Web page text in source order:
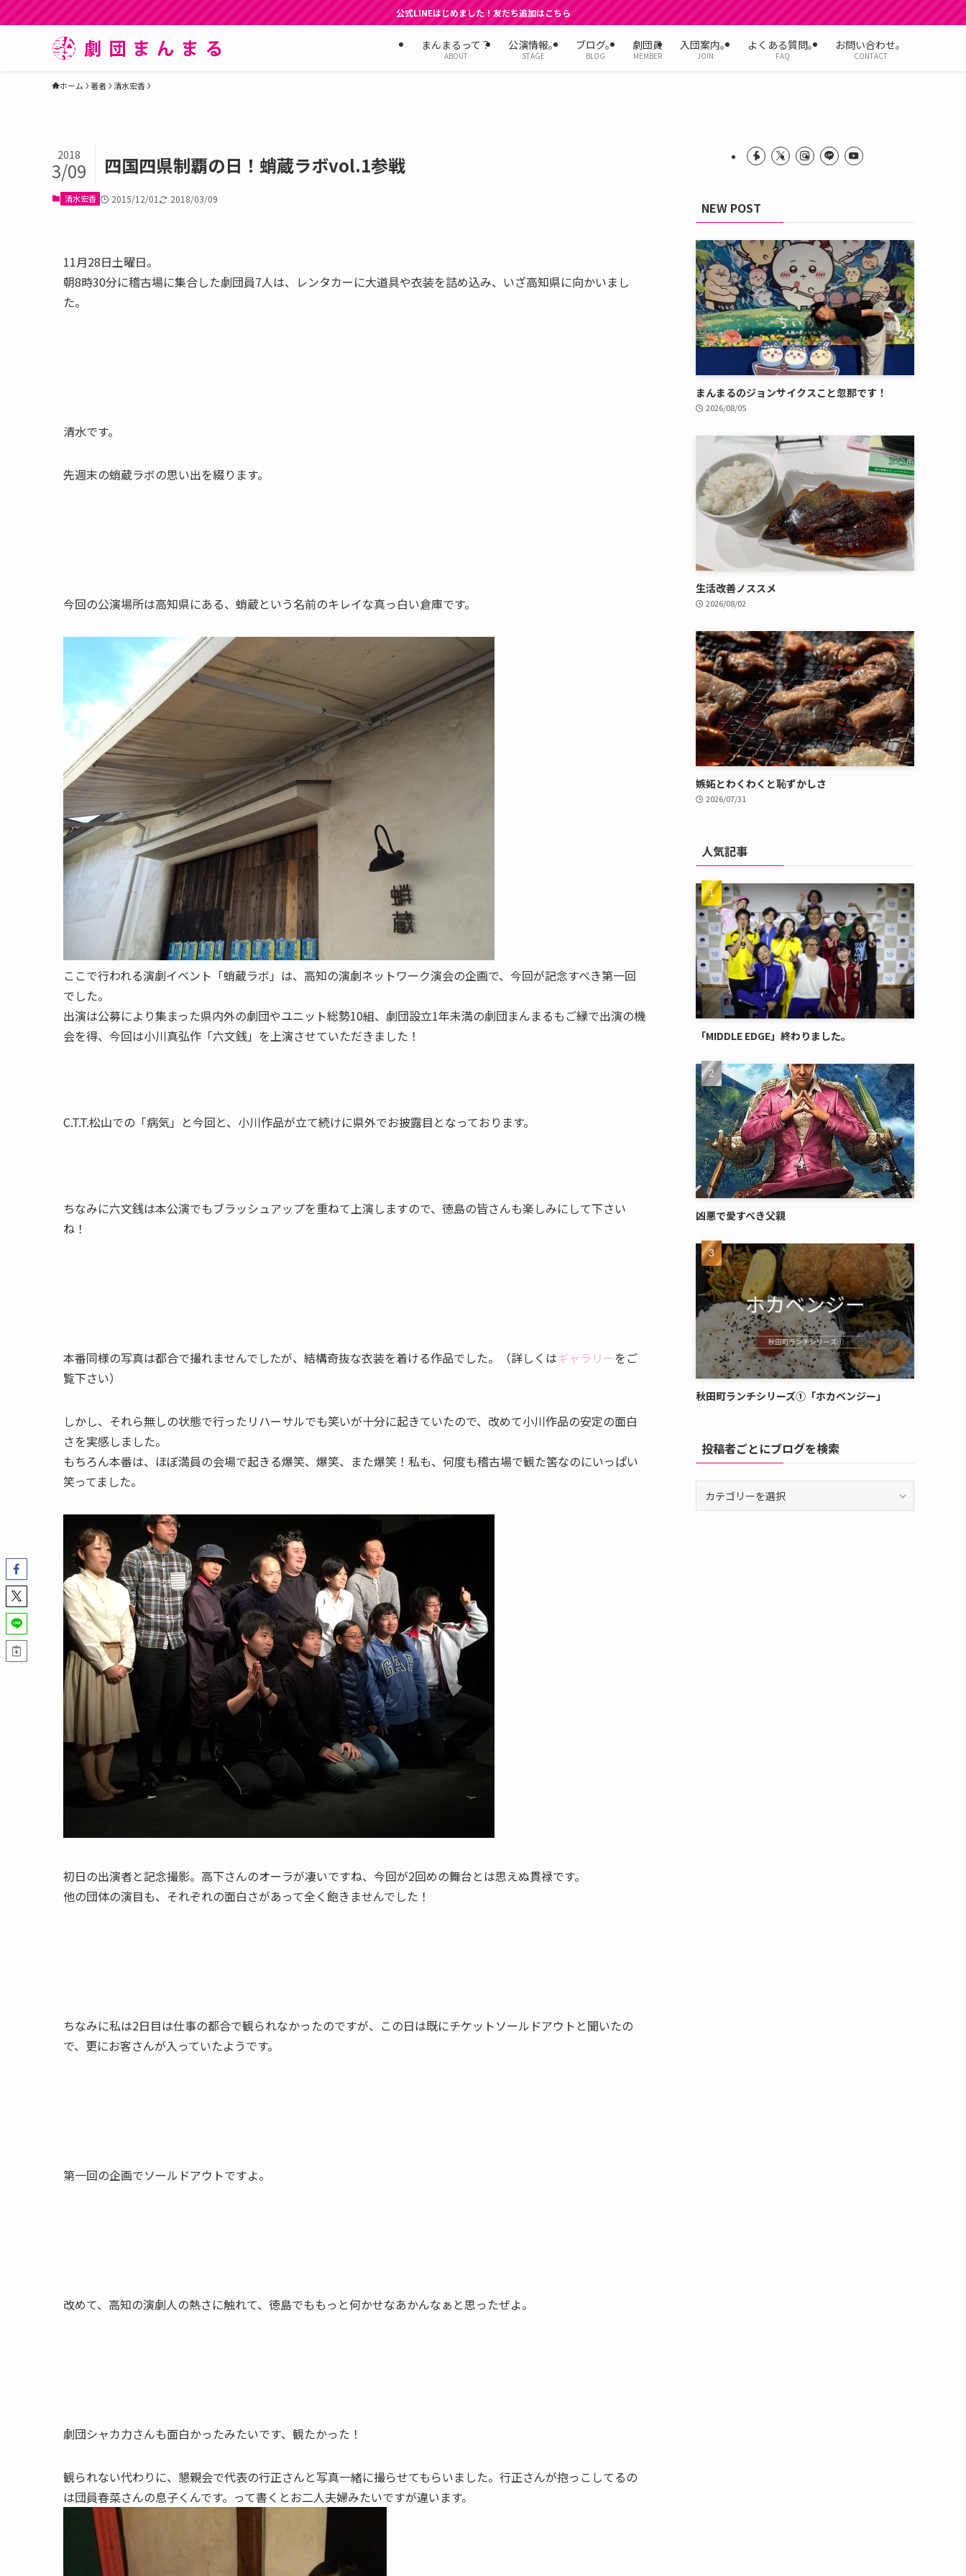
公式LINEはじめました！友だち追加はこちら
まんまるって？
ABOUT
公演情報。
STAGE
ブログ。
BLOG
劇団員
MEMBER
入団案内。
JOIN
よくある質問。
FAQ
お問い合わせ。
CONTACT
ホーム 著者 清水宏香
四国四県制覇の日！蛸蔵ラボvol.1参戦
2018
3/09
清水宏香 2015/12/01 2018/03/09
11月28日土曜日。
朝8時30分に稽古場に集合した劇団員7人は、レンタカーに大道具や衣装を詰め込み、いざ高知県に向かいまし
た。
清水です。
先週末の蛸蔵ラボの思い出を綴ります。
今回の公演場所は高知県にある、蛸蔵という名前のキレイな真っ白い倉庫です。
ここで行われる演劇イベント「蛸蔵ラボ」は、高知の演劇ネットワーク演会の企画で、今回が記念すべき第一回
でした。
出演は公募により集まった県内外の劇団やユニット総勢10組、劇団設立1年未満の劇団まんまるもご縁で出演の機
会を得、今回は小川真弘作「六文銭」を上演させていただきました！
C.T.T.松山での「病気」と今回と、小川作品が立て続けに県外でお披露目となっております。
ちなみに六文銭は本公演でもブラッシュアップを重ねて上演しますので、徳島の皆さんも楽しみにして下さい
ね！
本番同様の写真は都合で撮れませんでしたが、結構奇抜な衣装を着ける作品でした。（詳しくはギャラリーをご
覧下さい）
しかし、それら無しの状態で行ったリハーサルでも笑いが十分に起きていたので、改めて小川作品の安定の面白
さを実感しました。
もちろん本番は、ほぼ満員の会場で起きる爆笑、爆笑、また爆笑！私も、何度も稽古場で観た筈なのにいっぱい
笑ってました。
初日の出演者と記念撮影。高下さんのオーラが凄いですね、今回が2回めの舞台とは思えぬ貫禄です。
他の団体の演目も、それぞれの面白さがあって全く飽きませんでした！
ちなみに私は2日目は仕事の都合で観られなかったのですが、この日は既にチケットソールドアウトと聞いたの
で、更にお客さんが入っていたようです。
第一回の企画でソールドアウトですよ。
改めて、高知の演劇人の熱さに触れて、徳島でももっと何かせなあかんなぁと思ったぜよ。
劇団シャカ力さんも面白かったみたいです、観たかった！
観られない代わりに、懇親会で代表の行正さんと写真一緒に撮らせてもらいました。行正さんが抱っこしてるの
は団員春菜さんの息子くんです。って書くとお二人夫婦みたいですが違います。
NEW POST
まんまるのジョンサイクスこと忽那です！
2026/08/05
生活改善ノススメ
2026/08/02
嫉妬とわくわくと恥ずかしさ
2026/07/31
人気記事
「MIDDLE EDGE」終わりました。
凶悪で愛すべき父親
秋田町ランチシリーズ①「ホカベンジー」
投稿者ごとにブログを検索